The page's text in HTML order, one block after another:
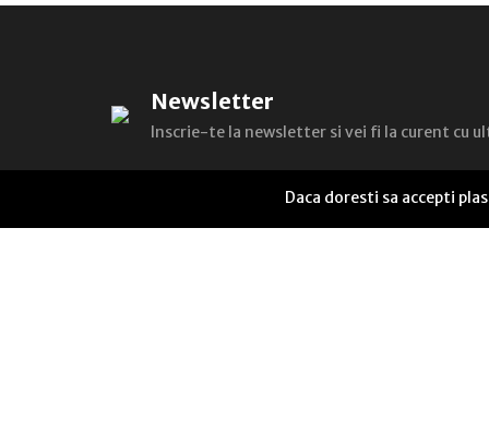
Daca doresti sa accepti
Alexandru M. CÄlin
Newsletter
Inscrie-te la newsletter si vei fi la curent cu